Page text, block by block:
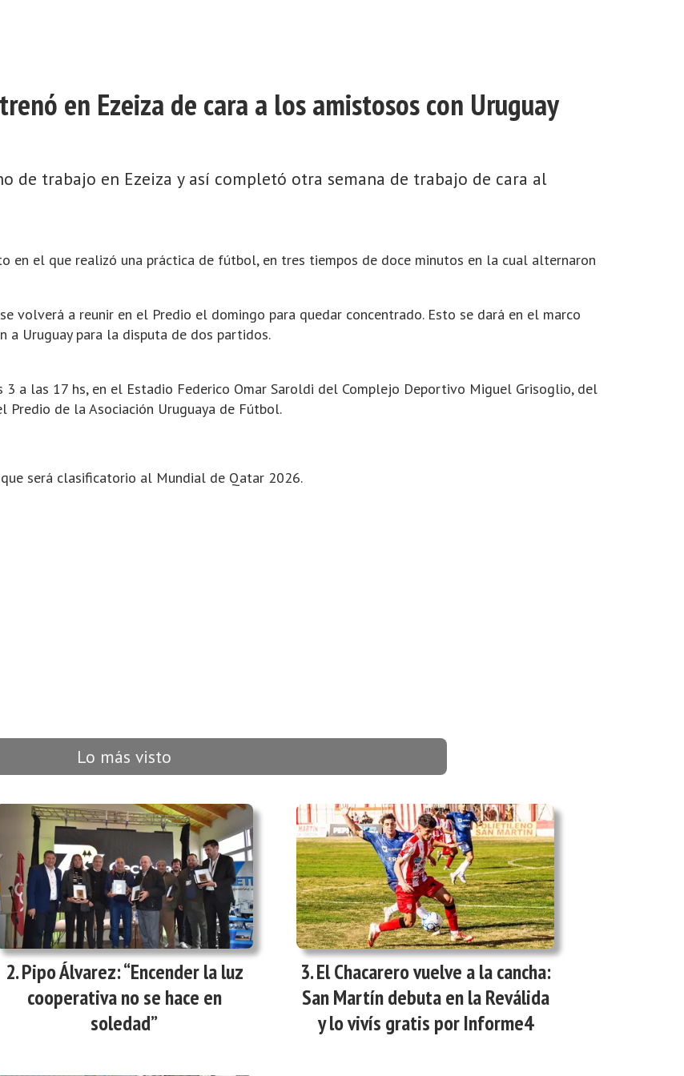
en Ezeiza de cara a los amistosos con Uruguay
de trabajo en Ezeiza y así completó otra semana de trabajo de cara al
en el que realizó una práctica de fútbol, en tres tiempos de doce minutos en la cual alternaron
volverá a reunir en el Predio el domingo para quedar concentrado. Esto se dará en el marco
a Uruguay para la disputa de dos partidos.
3 a las 17 hs, en el Estadio Federico Omar Saroldi del Complejo Deportivo Miguel Grisoglio, del
Predio de la Asociación Uruguaya de Fútbol.
será clasificatorio al Mundial de Qatar 2026.
Lo más visto
Pipo Álvarez: “Encender la luz
cooperativa no se hace en
soledad”
El Chacarero vuelve a la cancha:
San Martín debuta en la Reválida
y lo vivís gratis por Informe4